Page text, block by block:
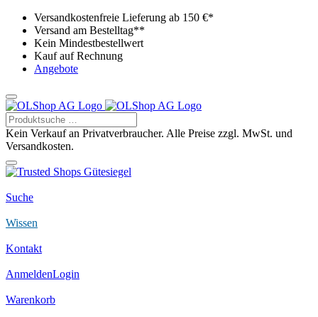
Versandkostenfreie Lieferung ab 150 €*
Versand am Bestelltag**
Kein Mindestbestellwert
Kauf auf Rechnung
Angebote
Kein Verkauf an Privatverbraucher. Alle Preise zzgl. MwSt. und
Versandkosten.
Suche
Wissen
Kontakt
AnmeldenLogin
Warenkorb